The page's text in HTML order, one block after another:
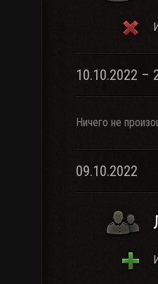
10.10.2022 –
Ничего не
09.10.2022